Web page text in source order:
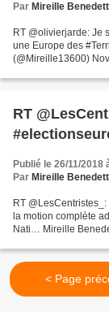
Par Mireille
RT @olivierjarde: Je
une Europe des
(@Mireille13600)
RT
Publié le 26/11/2018
Par Mireille
RT
la motion complète
Nati… Mireille
< Page